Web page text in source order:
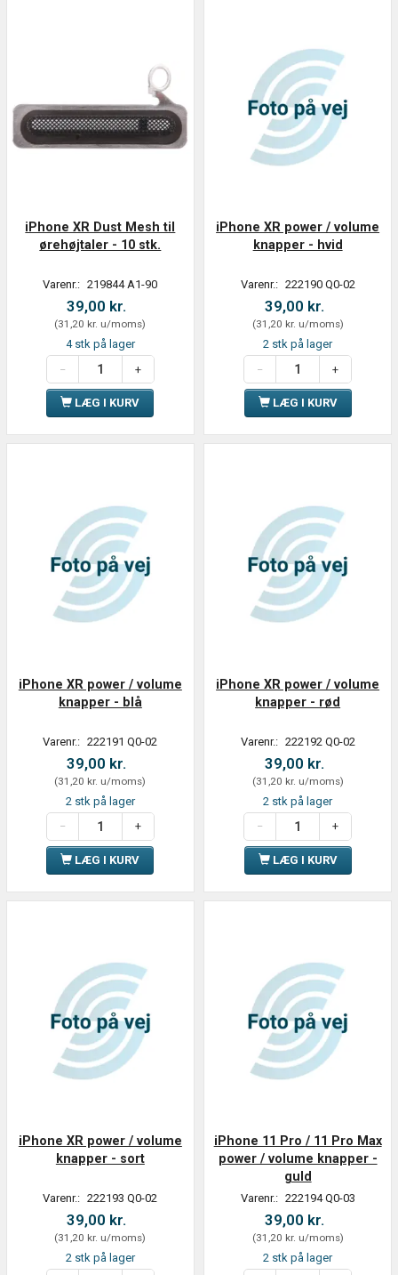
iPhone XR Dust Mesh til
ørehøjtaler - 10 stk.
Varenr.: 219844 A1-90
39,00 kr.
(31,20 kr. u/moms)
4 stk på lager
LÆG I KURV
iPhone XR power / volume
knapper - hvid
Varenr.: 222190 Q0-02
39,00 kr.
(31,20 kr. u/moms)
2 stk på lager
LÆG I KURV
iPhone XR power / volume
knapper - blå
Varenr.: 222191 Q0-02
39,00 kr.
(31,20 kr. u/moms)
2 stk på lager
LÆG I KURV
iPhone XR power / volume
knapper - rød
Varenr.: 222192 Q0-02
39,00 kr.
(31,20 kr. u/moms)
2 stk på lager
LÆG I KURV
iPhone XR power / volume
knapper - sort
Varenr.: 222193 Q0-02
39,00 kr.
(31,20 kr. u/moms)
2 stk på lager
iPhone 11 Pro / 11 Pro Max
power / volume knapper -
guld
Varenr.: 222194 Q0-03
39,00 kr.
(31,20 kr. u/moms)
2 stk på lager